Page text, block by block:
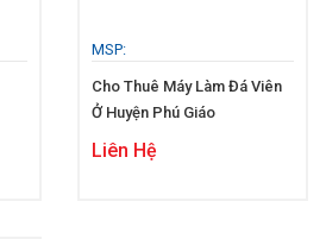
MSP:
Cho Thuê Máy Làm Đá Viên
Ở Huyện Phú Giáo
Liên Hệ